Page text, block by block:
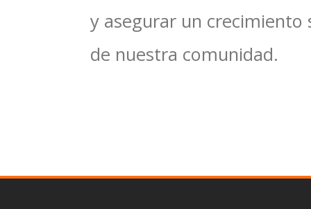
y asegurar un crecimiento
de nuestra comunidad.